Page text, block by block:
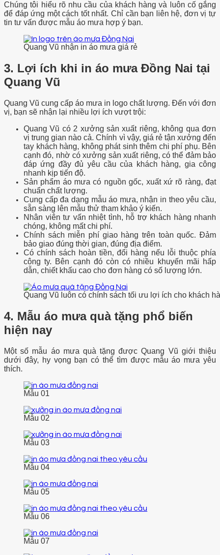
Chúng tôi hiểu rõ nhu cầu của khách hàng và luôn cố gắng
để đáp ứng một cách tốt nhất. Chỉ cần bạn liên hệ, đơn vị tự
tin tư vấn được mẫu áo mưa hợp ý bạn.
Quang Vũ nhận in áo mưa giá rẻ
3. Lợi ích khi in áo mưa Đồng Nai tại
Quang Vũ
Quang Vũ cung cấp áo mưa in logo chất lượng. Đến với đơn
vị, bạn sẽ nhận lại nhiều lợi ích vượt trội:
Quang Vũ có 2 xưởng sản xuất riêng, không qua đơn
vị trung gian nào cả. Chính vì vậy, giá rẻ tận xưởng đến
tay khách hàng, không phát sinh thêm chi phí phụ. Bên
cạnh đó, nhờ có xưởng sản xuất riêng, có thể đảm bảo
đáp ứng đầy đủ yêu cầu của khách hàng, gia công
nhanh kịp tiến độ.
Sản phẩm áo mưa có nguồn gốc, xuất xứ rõ ràng, đạt
chuẩn chất lượng.
Cung cấp đa dạng mẫu áo mưa, nhận in theo yêu cầu,
sẵn sàng lên mẫu thử tham khảo ý kiến.
Nhân viên tư vấn nhiệt tình, hỗ trợ khách hàng nhanh
chóng, không mất chi phí.
Chính sách miễn phí giao hàng trên toàn quốc. Đảm
bảo giao đúng thời gian, đúng địa điểm.
Có chính sách hoàn tiền, đổi hàng nếu lỗi thuộc phía
công ty. Bên cạnh đó còn có nhiều khuyến mãi hấp
dẫn, chiết khấu cao cho đơn hàng có số lượng lớn.
Quang Vũ luôn có chính sách tối ưu lợi ích cho khách
4. Mẫu áo mưa quà tặng phổ biến
hiện nay
Một số mẫu áo mưa quà tặng được Quang Vũ giới thiệu
dưới đây, hy vọng bạn có thể tìm được mẫu áo mưa yêu
thích.
Mẫu 01
Mẫu 02
Mẫu 03
Mẫu 04
Mẫu 05
Mẫu 06
Mẫu 07